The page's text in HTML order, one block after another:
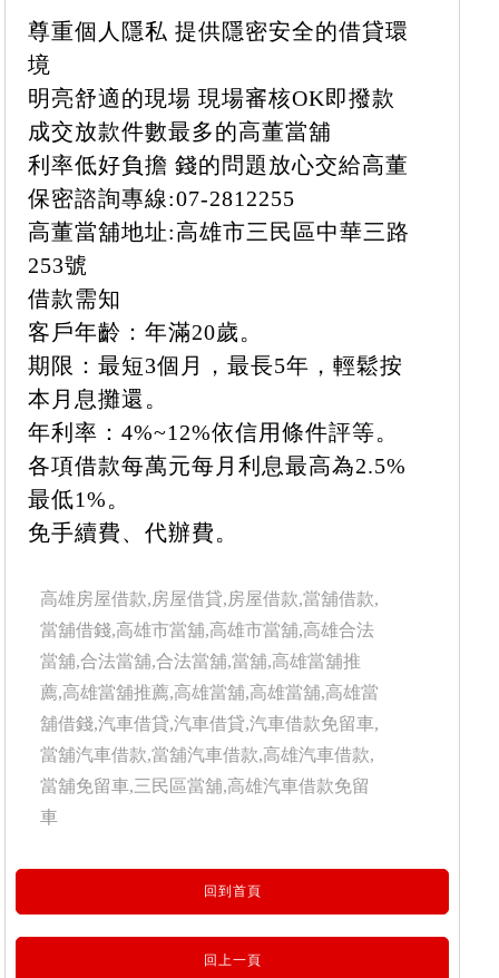
尊重個人隱私 提供隱密安全的借貸環
境
明亮舒適的現場 現場審核OK即撥款
成交放款件數最多的高董當舖
利率低好負擔 錢的問題放心交給高董
保密諮詢專線:07-2812255
高董當舖地址:高雄市三民區中華三路
253號
借款需知
客戶年齡：年滿20歲。
期限：最短3個月，最長5年，輕鬆按
本月息攤還。
年利率：4%~12%依信用條件評等。
各項借款每萬元每月利息最高為2.5%
最低1%。
免手續費、代辦費。
高雄房屋借款,房屋借貸,房屋借款,當舖借款,
當舖借錢,高雄市當舖,高雄市當舖,高雄合法
當舖,合法當舖,合法當舖,當舖,高雄當舖推
薦,高雄當舖推薦,高雄當舖,高雄當舖,高雄當
舖借錢,汽車借貸,汽車借貸,汽車借款免留車,
當舖汽車借款,當舖汽車借款,高雄汽車借款,
當舖免留車,三民區當舖,高雄汽車借款免留
車
回到首頁
回上一頁